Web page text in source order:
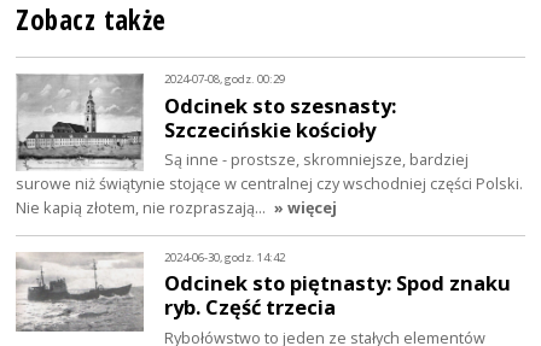
Zobacz także
2024-07-08, godz. 00:29
Odcinek sto szesnasty:
Szczecińskie kościoły
Są inne - prostsze, skromniejsze, bardziej
surowe niż świątynie stojące w centralnej czy wschodniej części Polski.
Nie kapią złotem, nie rozpraszają… » więcej
2024-06-30, godz. 14:42
Odcinek sto piętnasty: Spod znaku
ryb. Część trzecia
Rybołówstwo to jeden ze stałych elementów